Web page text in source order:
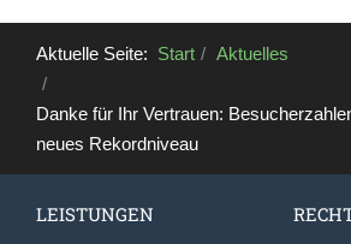
Aktuelle Seite: Start Aktuelles
Danke für Ihr Vertrauen:
neues Rekordniveau
LEISTUNGEN